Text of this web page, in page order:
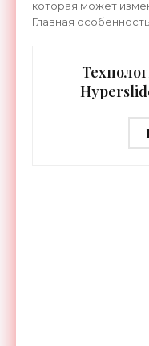
которая может
Главная